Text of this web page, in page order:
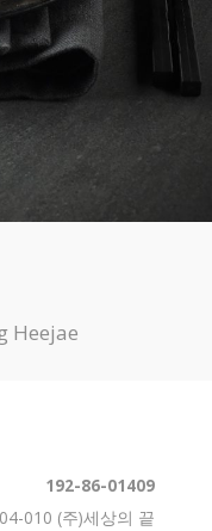
Heejae
192-86-01409
010 (주)세상의 끝